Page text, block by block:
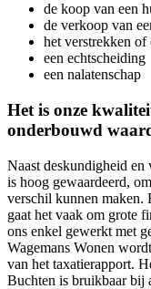
de koop van een
de verkoop van
het verstrekken of
een echtscheiding
een nalatenschap
Het is onze
onderbouwd
Naast deskundigheid
is hoog gewaardeerd,
verschil kunnen maken.
gaat het vaak om grote
ons enkel gewerkt met
Wagemans Wonen
van het taxatierapport.
Buchten is bruikbaar bij